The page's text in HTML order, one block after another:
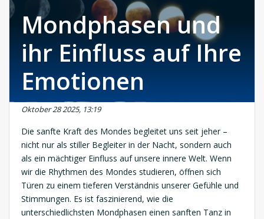
Mondphasen und
ihr Einfluss auf Ihre
Emotionen
Oktober 28 2025, 13:19
Die sanfte Kraft des Mondes begleitet uns seit jeher –
nicht nur als stiller Begleiter in der Nacht, sondern auch
als ein mächtiger Einfluss auf unsere innere Welt. Wenn
wir die Rhythmen des Mondes studieren, öffnen sich
Türen zu einem tieferen Verständnis unserer Gefühle und
Stimmungen. Es ist faszinierend, wie die
unterschiedlichsten Mondphasen einen sanften Tanz in